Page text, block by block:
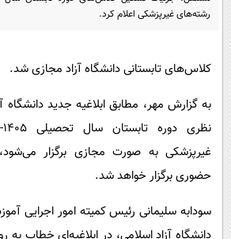
سرگرمی
گوناگون
محیط زیست
سلامت
بین الملل
پیامک
آشپزی
رشته‌های غیرپزشکی اعلام کرد.
کلاس‌های تابستانی دانشگاه آزاد مجازی شد.
به گزارش مهر، مطابق ابلاغیه جدید
غیرپزشکی به صورت مجازی برگزار
حضوری برگزار خواهد شد.
سودابه سلیمانی رئیس کمیته امور اجرایی